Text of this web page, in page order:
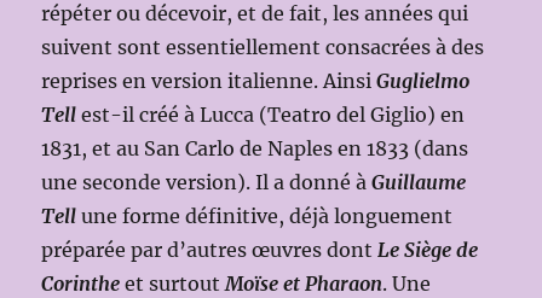
répéter ou décevoir, et de fait, les années qui
suivent sont essentiellement consacrées à des
reprises en version italienne. AinsiGuglielmo
Tell est-il créé à Lucca (Teatro del Giglio) en
1831, et au San Carlo de Naples en 1833 (dans
une seconde version). Il a donné àGuillaume
Tell une forme définitive, déjà longuement
préparée par d’autres œuvres dontLe Siège de
Corinthe et surtoutMoïse et Pharaon. Une